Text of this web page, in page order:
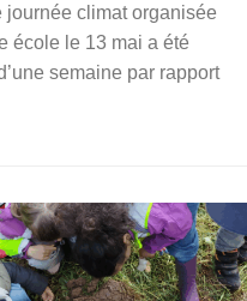
journée climat organisée
école le 13 mai a été
semaine par rapport